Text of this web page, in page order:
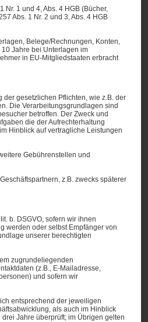
1 und 4, Abs. 4 HGB (Bücher,
Abs. 1 Nr. 2 und 3, Abs. 4 HGB
Belege/Rechnungen, Konten,
Jahre bei Unterlagen im
in EU-Mitgliedstaaten erbracht
gesetzlichen Pflichten, wie z.B. der
Die Verarbeitungsgrundlagen sind
betroffen. Der Zweck und
die der Aufrechterhaltung
Hinblick auf vertragliche Leistungen
Gebührenstellen und
z.B. zwecks späterer
b. DSGVO, sofern wir ihnen
werden oder selbst Empfänger von
unserer berechtigten
zugrundeliegenden
(z.B., E-Mailadresse,
und sofern wir
entsprechend der jeweiligen
als auch im Hinblick
Jahre überprüft; im Übrigen gelten